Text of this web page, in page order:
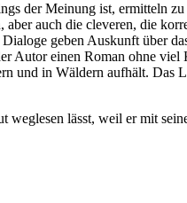
der Meinung ist, ermitteln
auch die cleveren, die
geben Auskunft über
Autor einen Roman ohne
und in Wäldern aufhält.
lässt, weil er mit